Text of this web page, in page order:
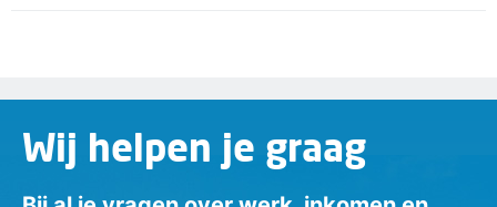
Wij helpen je graag